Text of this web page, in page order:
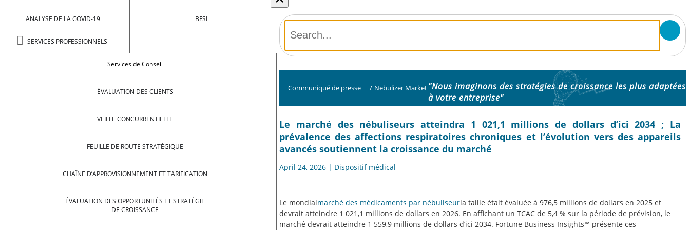
ANALYSE DE LA COVID-19
SERVICES PROFESSIONNELS
BFSI
Services de Conseil
ÉVALUATION DES CLIENTS
VEILLE CONCURRENTIELLE
FEUILLE DE ROUTE STRATÉGIQUE
CHAÎNE D’APPROVISIONNEMENT ET TARIFICATION
ÉVALUATION DES OPPORTUNITÉS ET STRATÉGIE
DE CROISSANCE
Communiqué de presse / Nebulizer Market"Nous imaginons des stratégies de croissance les plus adaptées
à votre entreprise"
Le marché des nébuliseurs atteindra 1 021,1 millions de dollars d’ici 2034 ; La
prévalence des affections respiratoires chroniques et l’évolution vers des appareils
avancés soutiennent la croissance du marché
April 24, 2026 | Dispositif médical
Le mondialmarché des médicaments par nébuliseurla taille était évaluée à 976,5 millions de dollars en 2025 et
devrait atteindre 1 021,1 millions de dollars en 2026. En affichant un TCAC de 5,4 % sur la période de prévision, le
marché devrait atteindre 1 559,9 millions de dollars d’ici 2034. Fortune Business Insights™ présente ces